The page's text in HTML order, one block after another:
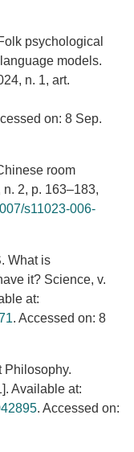
psychological
models.
n. 1, art.
on: 8 Sep.
room
2, p. 163–183,
s11023-006-
What is
it? Science, v.
at:
. Accessed on: 8
Philosophy.
Available at:
. Accessed on: